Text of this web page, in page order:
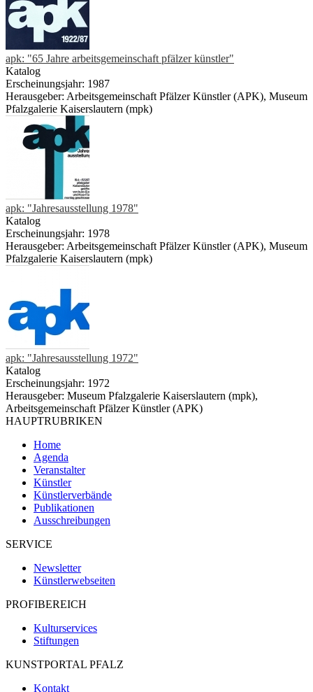
apk: "65 Jahre arbeitsgemeinschaft pfälzer künstler"
Katalog
Erscheinungsjahr: 1987
Herausgeber: Arbeitsgemeinschaft Pfälzer Künstler (APK), Museum
Pfalzgalerie Kaiserslautern (mpk)
apk: "Jahresausstellung 1978"
Katalog
Erscheinungsjahr: 1978
Herausgeber: Arbeitsgemeinschaft Pfälzer Künstler (APK), Museum
Pfalzgalerie Kaiserslautern (mpk)
apk: "Jahresausstellung 1972"
Katalog
Erscheinungsjahr: 1972
Herausgeber: Museum Pfalzgalerie Kaiserslautern (mpk),
Arbeitsgemeinschaft Pfälzer Künstler (APK)
HAUPTRUBRIKEN
Home
Agenda
Veranstalter
Künstler
Künstlerverbände
Publikationen
Ausschreibungen
SERVICE
Newsletter
Künstlerwebseiten
PROFIBEREICH
Kulturservices
Stiftungen
KUNSTPORTAL PFALZ
Kontakt